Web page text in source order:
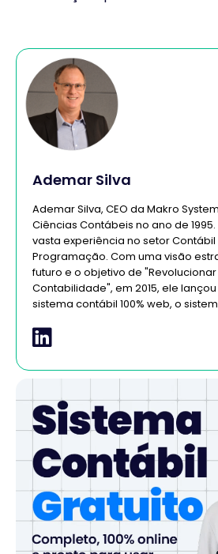
Ademar Silva
Ademar Silva, CEO da Makro
Ciências Contábeis no ano de
vasta experiência no setor Contábil
Programação. Com uma visão
futuro e o objetivo de "Revolucionar
Contabilidade", em 2015, ele
sistema contábil 100% web, o